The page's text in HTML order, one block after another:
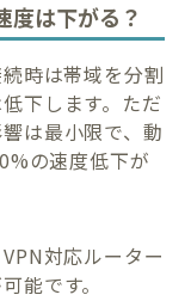
度は下がる？
時は帯域を分割
下します。ただ
は最小限で、動
の速度低下が
対応ルーター
能です。